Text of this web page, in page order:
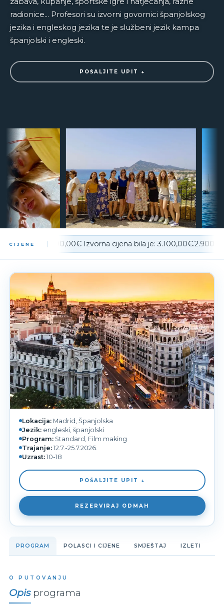
radionice… Profesori su izvorni govornici španjolskog
jezika i engleskog jezika te je službeni jezik kampa
španjolski i engleski.
POŠALJITE UPIT ↓
CIJENE
Standard 3.100,00€ Izvorna cijena bila je:
Lokacija:Madrid, Španjolska
Jezik:engleski, španjolski
Program:Standard, Film making
Trajanje:12.7.-25.7.2026.
Uzrast:10-18
POŠALJITE UPIT ↓
REZERVIRAJ ODMAH
PROGRAM POLASCI I CIJENE SMJEŠTAJ IZLETI
O PUTOVANJU
Opisprograma